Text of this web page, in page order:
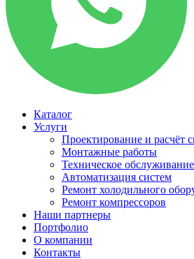
Каталог
Услуги
Проектирование и расчёт
Монтажные работы
Техническое обслуживание
Автоматизация систем
Ремонт холодильного
Ремонт компрессоров
Наши партнеры
Портфолио
О компании
Контакты